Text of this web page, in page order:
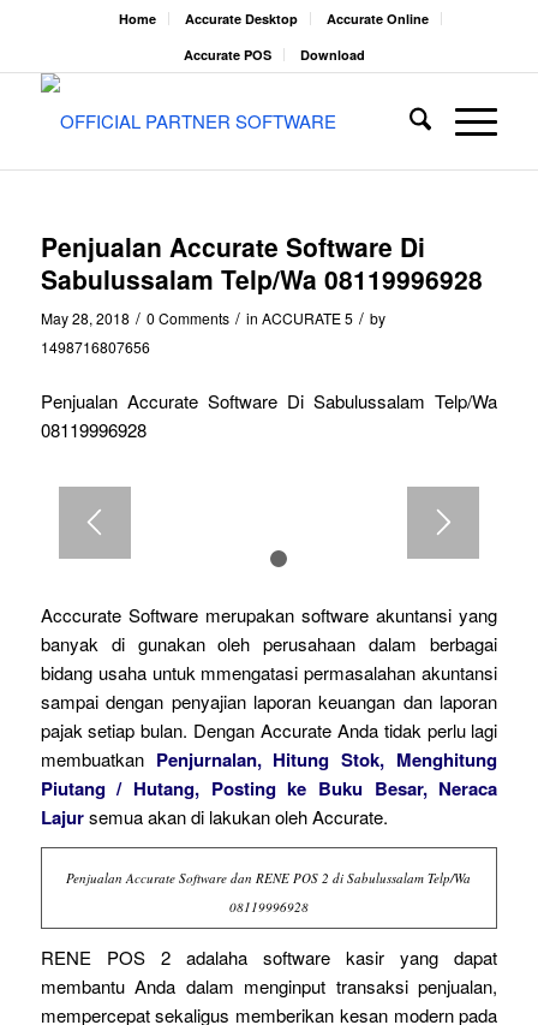
Home Accurate Desktop
Accurate Online
Accurate POS
Download
Penjualan Accurate Software Di
Sabulussalam Telp/Wa 08119996928
May 28, 2018 / 0 Comments / in ACCURATE 5 / by
1498716807656
Penjualan Accurate Software Di Sabulussalam Telp/Wa
08119996928
Acccurate Software merupakan software akuntansi yang
banyak di gunakan oleh perusahaan dalam berbagai
bidang usaha untuk mmengatasi permasalahan akuntansi
sampai dengan penyajian laporan keuangan dan laporan
pajak setiap bulan. Dengan Accurate Anda tidak perlu lagi
membuatkan Penjurnalan, Hitung Stok, Menghitung
Piutang / Hutang, Posting ke Buku Besar, Neraca
Lajursemua akan di lakukan oleh Accurate.
Penjualan Accurate Software dan RENE POS 2 di Sabulussalam Telp/Wa
08119996928
RENE POS 2 adalaha software kasir yang dapat
membantu Anda dalam menginput transaksi penjualan,
mempercepat sekaligus memberikan kesan modern pada